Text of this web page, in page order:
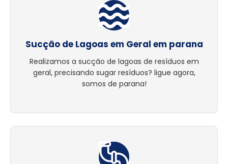
Sucção de Lagoas em Geral em parana
Realizamos a sucção de lagoas de resíduos em
geral, precisando sugar resíduos? ligue agora,
somos de parana!